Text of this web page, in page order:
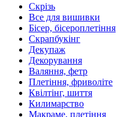
Скрізь
Все для вишивки
Бісер, бісероплетіння
Скрапбукінг
Декупаж
Декорування
Валяння, фетр
Плетіння, фриволіте
Квілтінг, шиття
Килимарство
Макраме, плетіння